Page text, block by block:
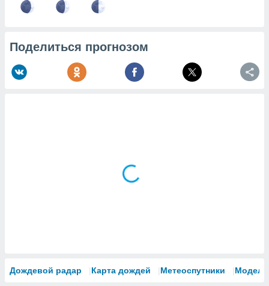
Поделиться прогнозом
Дождевой радар Карта дождей Метеоспутники Модели